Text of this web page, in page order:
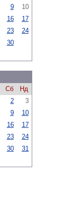
9
10
16
17
23
24
30
Сб
Нд
2
3
9
10
16
17
23
24
30 31